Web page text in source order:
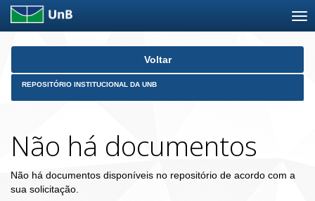
Skip
Voltar
REPOSITÓRIO INSTITUCIONAL DA UNB
Não há documentos
Não há documentos disponíveis no repositório de acordo com a
sua solicitação.